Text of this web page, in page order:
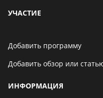
УЧАСТИЕ
Добавить программу
Добавить обзор или
ИНФОРМАЦИЯ